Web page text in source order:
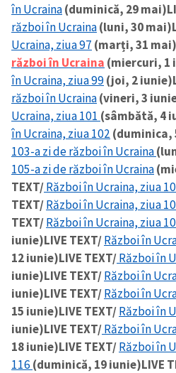
în Ucraina(duminică, 29 mai)
război în Ucraina(luni, 30 mai)
Ucraina, ziua 97 (marți, 31 mai)
război în Ucraina (miercuri, 1
în Ucraina, ziua 99(joi, 2 iunie)
război în Ucraina(vineri, 3
Ucraina, ziua 101 (sâmbătă, 4
în Ucraina, ziua 102 (duminica,
103-a zi de război în Ucraina
105-a zi de război în Ucraina
TEXT/Război în Ucraina, ziua
TEXT/Război în Ucraina, ziua
TEXT/Război în Ucraina, ziua
iunie)LIVE TEXT/Război în
12 iunie)LIVE TEXT/Război în
iunie)LIVE TEXT/Război în
iunie)LIVE TEXT/Război în
15 iunie)LIVE TEXT/Război în
iunie)LIVE TEXT/Război în
18 iunie)LIVE TEXT/Război în
116 (duminică, 19 iunie)LIVE